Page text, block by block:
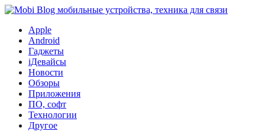
Apple
Android
Гаджеты
iДевайсы
Новости
Обзоры
Приложения
ПО, софт
Технологии
Другое